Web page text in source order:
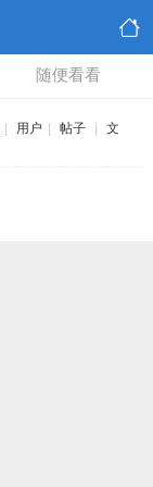
随便看看
用户 帖子
文